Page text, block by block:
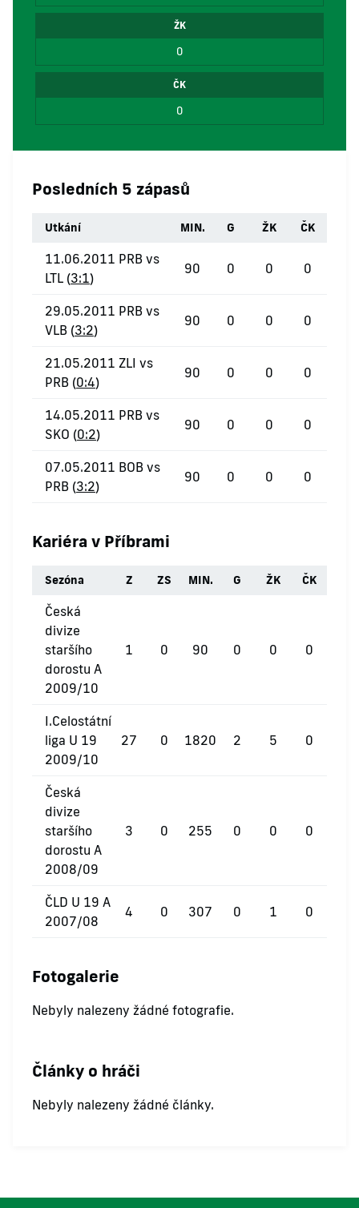
ŽK
0
ČK
0
Posledních 5 zápasů
Utkání MIN. G ŽK ČK
11.06.2011 PRB vs
LTL (3:1)
90 0 0 0
29.05.2011 PRB vs
VLB (3:2)
90 0 0 0
21.05.2011 ZLI vs
PRB (0:4)
90 0 0 0
14.05.2011 PRB vs
SKO (0:2)
90 0 0 0
07.05.2011 BOB vs
PRB (3:2)
90 0 0 0
Kariéra v Příbrami
Sezóna Z ZS MIN. G ŽK ČK
Česká
divize
staršího
dorostu A
2009/10
1 0 90 0 0 0
I.Celostátní
liga U 19
2009/10
27 0 1820 2 5 0
Česká
divize
staršího
dorostu A
2008/09
3 0 255 0 0 0
ČLD U 19 A
2007/08
4 0 307 0 1 0
Fotogalerie
Nebyly nalezeny žádné fotografie.
Články o hráči
Nebyly nalezeny žádné články.